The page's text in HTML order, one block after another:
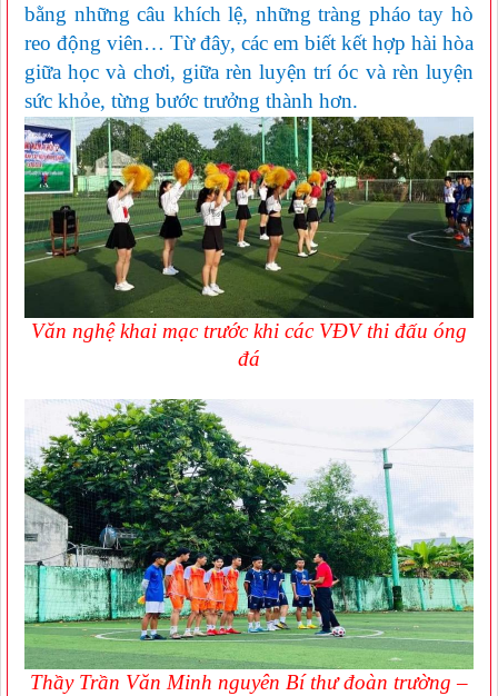
bằng những câu khích lệ, những tràng pháo tay hò
reo động viên… Từ đây, các em biết kết hợp hài hòa
giữa học và chơi, giữa rèn luyện trí óc và rèn luyện
sức khỏe, từng bước trưởng thành hơn.
Văn nghệ khai mạc trước khi các VĐV thi đấu óng
đá
Thầy Trần Văn Minh nguyên Bí thư đoàn trường –